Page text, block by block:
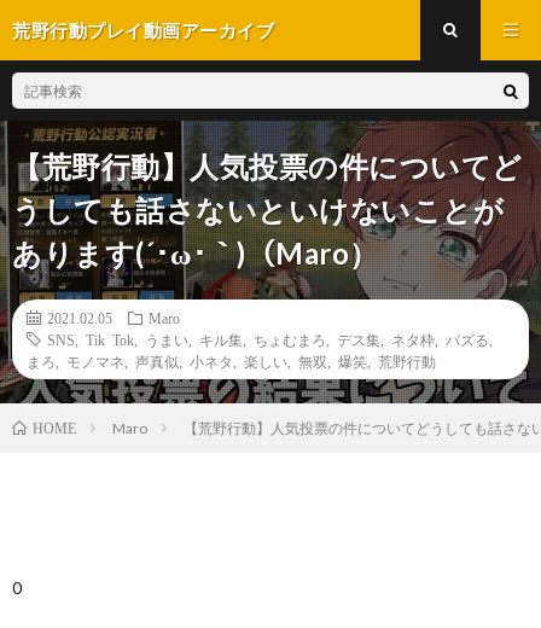
荒野行動プレイ動画アーカイブ
【荒野行動】人気投票の件についてど
うしても話さないといけないことが
あります(´･ω･｀)（Maro）
2021.02.05
Maro
SNS
Tik Tok うまい キル集 ちょむまろ デス集 ネタ枠 バズる
まろ
モノマネ 声真似 小ネタ 楽しい 無双 爆笑 荒野行動
HOME Maro 【荒野行動】人気投票の件についてどうしても話さ
0